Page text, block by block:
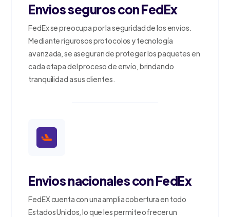
Envios seguros con FedEx
FedEx se preocupa por la seguridad de los envíos.
Mediante rigurosos protocolos y tecnología
avanzada, se aseguran de proteger los paquetes en
cada etapa del proceso de envío, brindando
tranquilidad a sus clientes.
Envios nacionales con FedEx
FedEX cuenta con una amplia cobertura en todo
Estados Unidos, lo que les permite ofrecer un